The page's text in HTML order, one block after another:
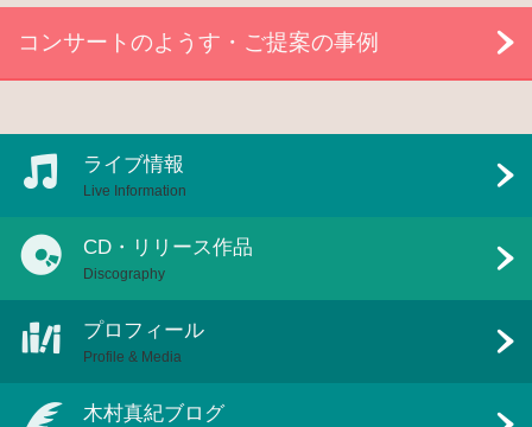
コンサートのようす・ご提案の事例
ライブ情報
Live Information
CD・リリース作品
Discography
プロフィール
Profile & Media
木村真紀ブログ